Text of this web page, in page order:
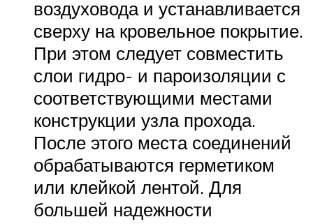
воздуховода и устанавливается
сверху на кровельное покрытие.
При этом следует совместить
слои гидро- и пароизоляции с
соответствующими местами
конструкции узла прохода.
После этого места соединений
обрабатываются герметиком
или клейкой лентой. Для
большей надежности